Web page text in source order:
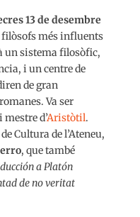
13 de desembre
filòsofs més influents
un sistema filosòfic,
i un centre de
de gran
Va ser
d’Aristòtil.
Cultura de l’Ateneu,
, que també
a Platón
de no veritat